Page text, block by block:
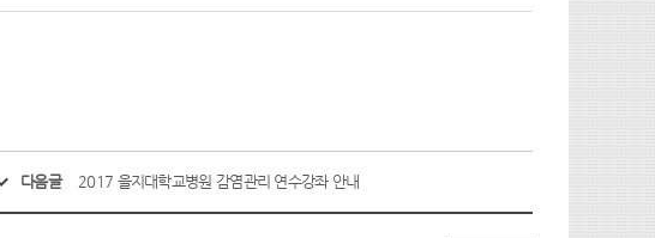
다음글 2017 을지대학교병원 감염관리 연수강좌 안내